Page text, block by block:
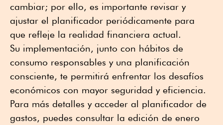
cambiar; por ello, es importante revisar y
ajustar el planificador periódicamente para
que refleje la realidad financiera actual.
Su implementación, junto con hábitos de
consumo responsables y una planificación
consciente, te permitirá enfrentar los desafíos
económicos con mayor seguridad y eficiencia.
Para más detalles y acceder al planificador de
gastos, puedes consultar la edición de enero